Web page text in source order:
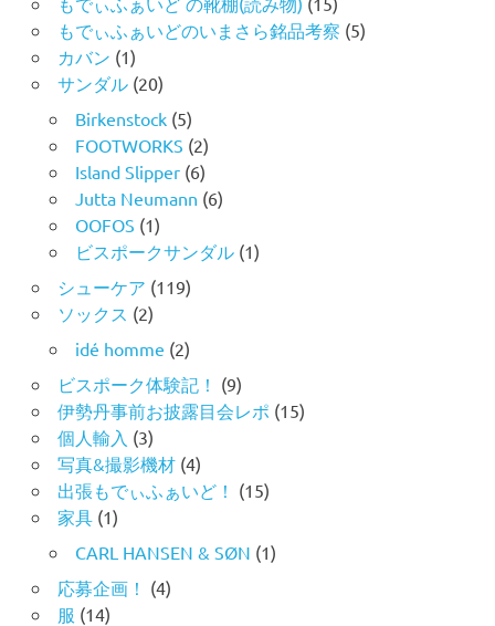
もでぃふぁいどのいまさら銘品考察 (5)
カバン (1)
サンダル(20)
Birkenstock(5)
FOOTWORKS (2)
Island Slipper(6)
Jutta Neumann (6)
OOFOS (1)
ビスポークサンダル(1)
シューケア (119)
ソックス (2)
idé homme (2)
ビスポーク体験記！ (9)
伊勢丹事前お披露目会レポ (15)
個人輸入 (3)
写真&撮影機材(4)
出張もでぃふぁいど！ (15)
家具(1)
CARL HANSEN & SØN (1)
応募企画！ (4)
服 (14)